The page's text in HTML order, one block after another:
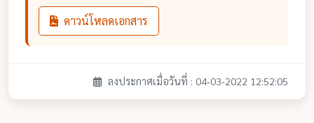
ดาวน์โหลดเอกสาร
ลงประกาศเมื่อวันที่ : 04-03-2022 12:52:05